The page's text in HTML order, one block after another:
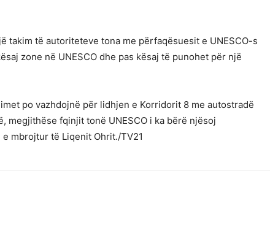
takim të autoriteteve tona me përfaqësuesit e UNESCO-s
zone në UNESCO dhe pas kësaj të punohet për një
po vazhdojnë për lidhjen e Korridorit 8 me autostradë
megjithëse fqinjit tonë UNESCO i ka bërë njësoj
mbrojtur të Liqenit Ohrit./TV21